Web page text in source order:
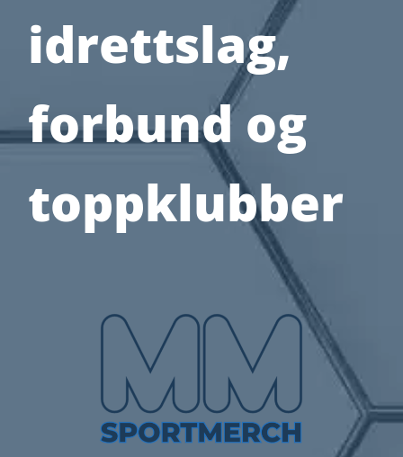
idrettslag,
forbund og
toppklubber